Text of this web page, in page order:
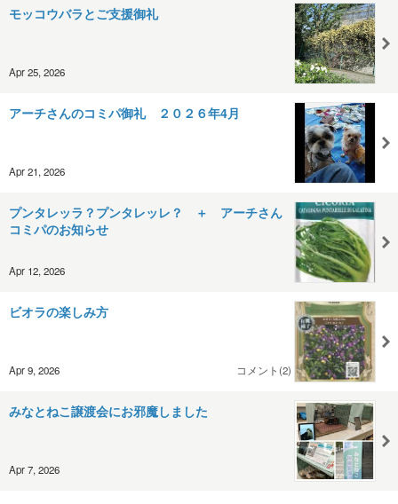
モッコウバラとご支援御礼
Apr 25, 2026
アーチさんのコミパ御礼 ２０２６年4月
Apr 21, 2026
プンタレッラ？プンタレッレ？ ＋ アーチさん
コミパのお知らせ
Apr 12, 2026
ビオラの楽しみ方
Apr 9, 2026 コメント(2)
みなとねこ譲渡会にお邪魔しました
Apr 7, 2026